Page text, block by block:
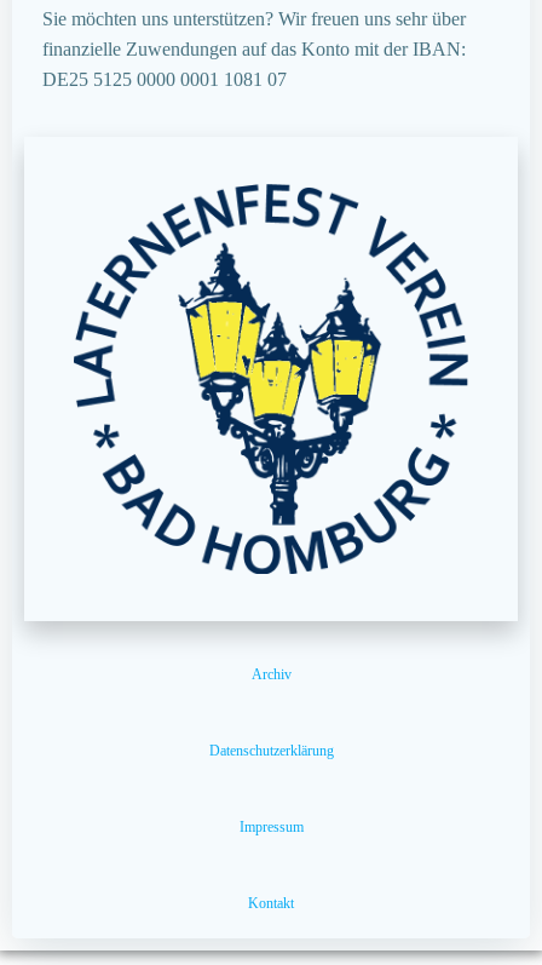
Sie möchten uns unterstützen? Wir freuen uns sehr über
finanzielle Zuwendungen auf das Konto mit der IBAN:
DE25 5125 0000 0001 1081 07
Archiv
Datenschutzerklärung
Impressum
Kontakt